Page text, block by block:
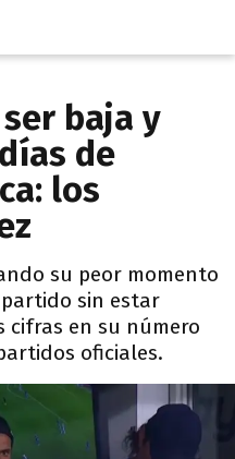
baja y
de
los
su peor momento
sin estar
cifras en su número
oficiales.